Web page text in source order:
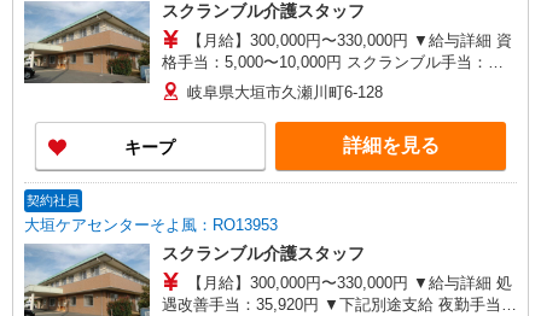
スクランブル介護スタッフ
【月給】300,000円〜330,000円 ▼給与詳細 資
格手当：5,000〜10,000円 スクランブル手当：
10,000円 処遇改善手当：35,920円 住宅手当：規定
あり 精勤手当：8,000円 調整手当：0〜100,000円
▼下記別途支給 夜勤手当：6,000円（1回分） 通勤
手当 年末年始手当：380円/時 賞与年2回（6月・
12月） 昇給年1回（4月） 特別報酬：平均34.1万
遇改善手当は試用期間中(3ヶ月)は支給なし
岐阜県大垣市久瀬川町6-128
キープ 詳細を見る
契約社員
大垣ケアセンターそよ風：RO13953
スクランブル介護スタッフ
【月給】300,000円〜330,000円 ▼給与詳細 処
遇改善手当：35,920円 ▼下記別途支給 夜勤手当：